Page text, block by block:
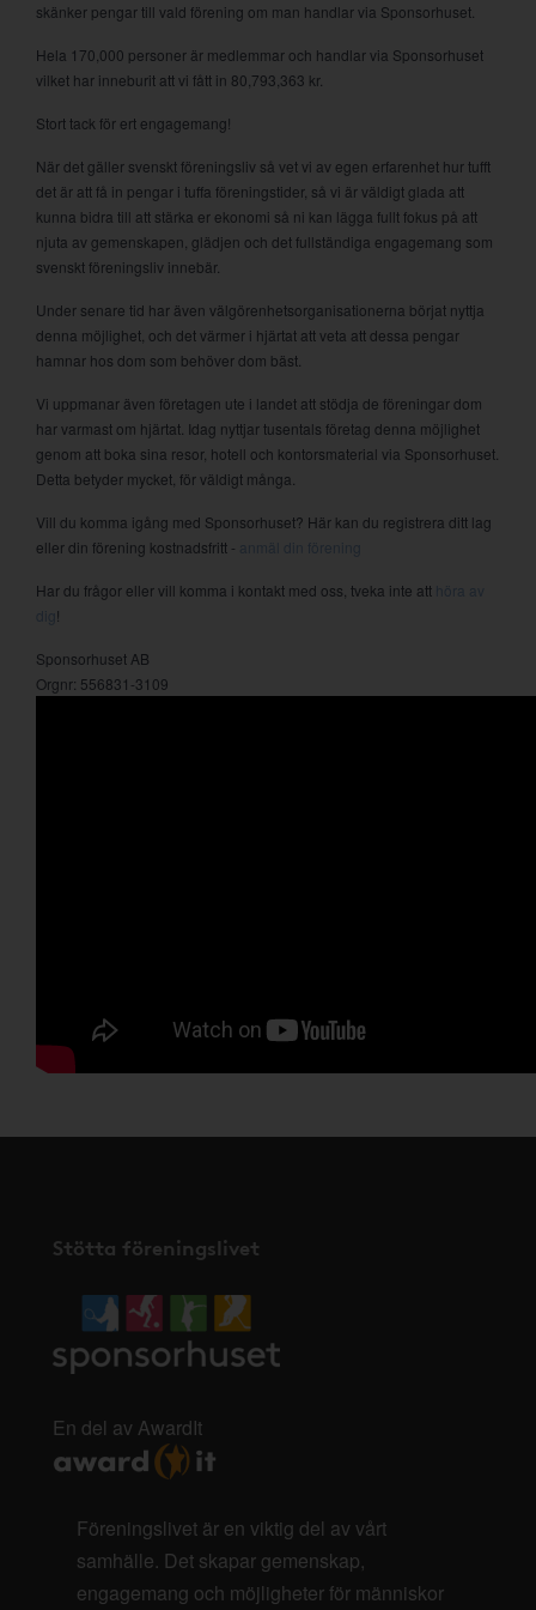
skänker pengar till vald förening om man handlar via Sponsorhuset.
Hela 170,000 personer är medlemmar och handlar via Sponsorhuset
vilket har inneburit att vi fått in 80,793,363 kr.
Stort tack för ert engagemang!
När det gäller svenskt föreningsliv så vet vi av egen erfarenhet hur tufft
det är att få in pengar i tuffa föreningstider, så vi är väldigt glada att
kunna bidra till att stärka er ekonomi så ni kan lägga fullt fokus på att
njuta av gemenskapen, glädjen och det fullständiga engagemang som
svenskt föreningsliv innebär.
Under senare tid har även välgörenhetsorganisationerna börjat nyttja
denna möjlighet, och det värmer i hjärtat att veta att dessa pengar
hamnar hos dom som behöver dom bäst.
Vi uppmanar även företagen ute i landet att stödja de föreningar dom
har varmast om hjärtat. Idag nyttjar tusentals företag denna möjlighet
genom att boka sina resor, hotell och kontorsmaterial via Sponsorhuset.
Detta betyder mycket, för väldigt många.
Vill du komma igång med Sponsorhuset? Här kan du registrera ditt lag
eller din förening kostnadsfritt -
anmäl din förening
Har du frågor eller vill komma i kontakt med oss, tveka inte att höra av
!
Sponsorhuset AB
Orgnr: 556831-3109
Stötta föreningslivet
En del av AwardIt
Föreningslivet är en viktig del av vårt
samhälle. Det skapar gemenskap,
engagemang och möjligheter för människor